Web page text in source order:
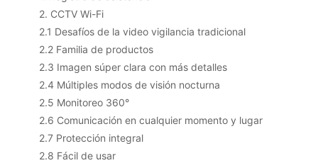
2. CCTV Wi-Fi
2.1 Desafíos de la video vigilancia tradicional
2.2 Familia de productos
2.3 Imagen súper clara con más detalles
2.4 Múltiples modos de visión nocturna
2.5 Monitoreo 360°
2.6 Comunicación en cualquier momento y lugar
2.7 Protección integral
2.8 Fácil de usar